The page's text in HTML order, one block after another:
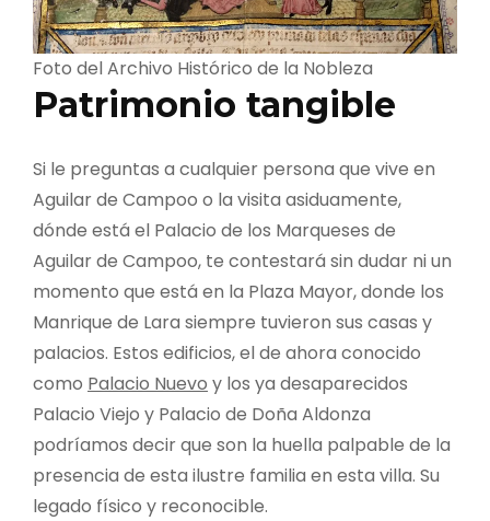
Foto del Archivo Histórico de la Nobleza
Patrimonio tangible
Si le preguntas a cualquier persona que vive en
Aguilar de Campoo o la visita asiduamente,
dónde está el Palacio de los Marqueses de
Aguilar de Campoo, te contestará sin dudar ni un
momento que está en la Plaza Mayor, donde los
Manrique de Lara siempre tuvieron sus casas y
palacios. Estos edificios, el de ahora conocido
como Palacio Nuevo y los ya desaparecidos
Palacio Viejo y Palacio de Doña Aldonza
podríamos decir que son la huella palpable de la
presencia de esta ilustre familia en esta villa. Su
legado físico y reconocible.